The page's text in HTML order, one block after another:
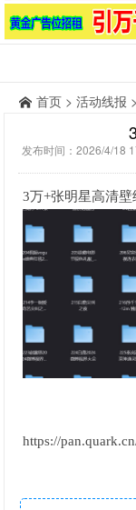
首页 > 活动线报
发布时间：2026/4/18
3万+张明星高清壁
https://